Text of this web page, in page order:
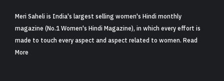
Meri Saheli is India's largest selling women's Hindi monthly
magazine (No.1 Women's Hindi Magazine), in which every effort is
made to touch every aspect and aspect related to women. Read
More